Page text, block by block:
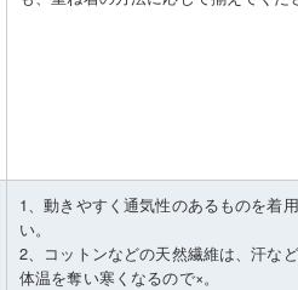
1、動きやすく通気性のあるものを着
い。
2、コットンなどの天然繊維は、汗な
体温を奪い寒くなるので×。